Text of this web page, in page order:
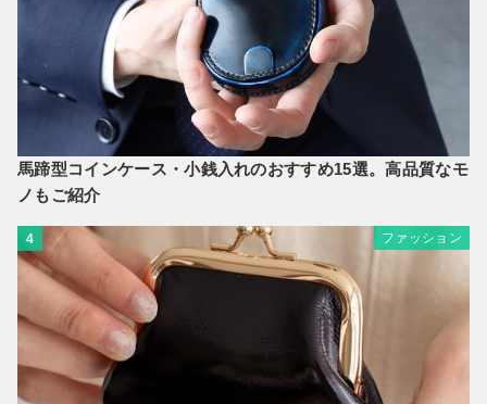
馬蹄型コインケース・小銭入れのおすすめ15選。高品質なモ
ノもご紹介
4 ファッション